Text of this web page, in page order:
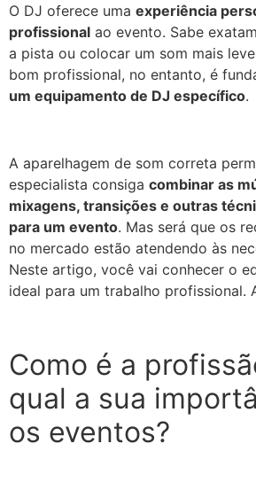
O DJ oferece uma experiência
profissional ao evento. Sabe
a pista ou colocar um som mais
bom profissional, no entanto, é
um equipamento de DJ específico.
A aparelhagem de som correta
especialista consiga combinar as
mixagens, transições e outras
para um evento. Mas será que os
no mercado estão atendendo às
Neste artigo, você vai conhecer o
ideal para um trabalho profissional.
Como é a
qual a sua
os eventos?